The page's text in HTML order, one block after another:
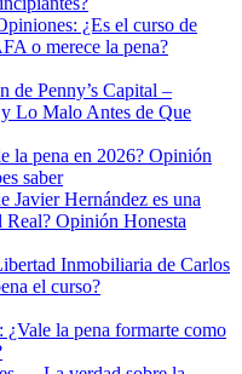
¿Es el curso de
o merece la pena?
de Penny’s Capital –
Lo Malo Antes de Que
la pena en 2026? Opinión
saber
Javier Hernández es una
Opinión Honesta
Inmobiliaria de Carlos
el curso?
la pena formarte como